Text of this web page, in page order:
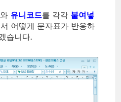
와 유니코드를 각각 붙여넣
어떻게 문자표가 반응하
습니다.